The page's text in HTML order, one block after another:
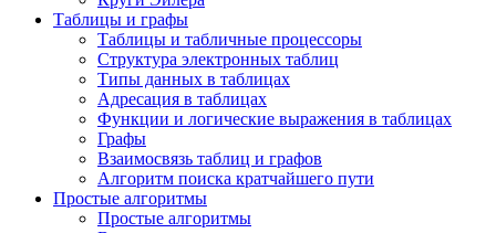
Таблицы и графы
Таблицы и табличные процессоры
Структура электронных таблиц
Типы данных в таблицах
Адресация в таблицах
Функции и логические выражения в таблицах
Графы
Взаимосвязь таблиц и графов
Алгоритм поиска кратчайшего пути
Простые алгоритмы
Простые алгоритмы